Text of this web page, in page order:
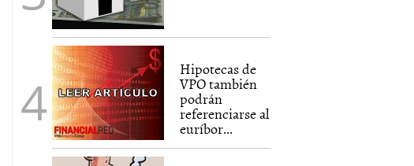
Hipotecas de
VPO también
podrán
referenciarse al
euríbor...